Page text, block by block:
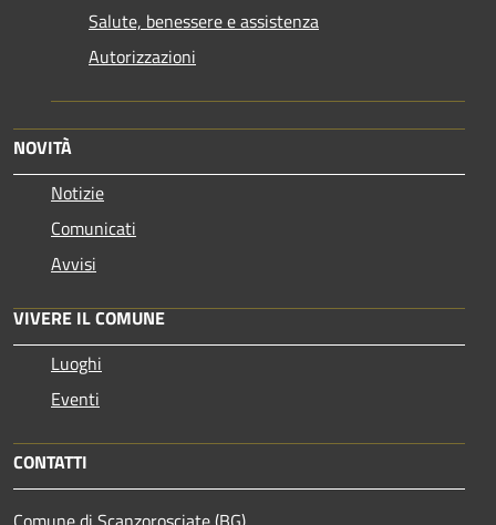
Salute, benessere e assistenza
Autorizzazioni
NOVITÀ
Notizie
Comunicati
Avvisi
VIVERE IL COMUNE
Luoghi
Eventi
CONTATTI